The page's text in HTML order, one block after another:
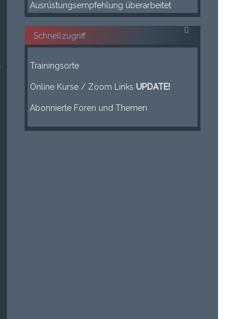
Ausrüstungsempfehlung überarbeitet
Schnellzugriff
Trainingsorte
Online Kurse / Zoom LinksUPDATE!
Abonnierte Foren und Themen